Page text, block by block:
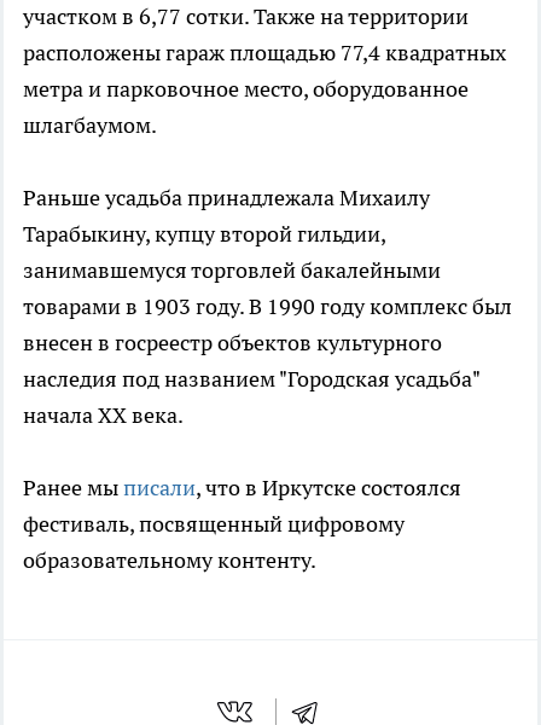
участком в 6,77 сотки. Также на территории
расположены гараж площадью 77,4 квадратных
метра и парковочное место, оборудованное
шлагбаумом.
Раньше усадьба принадлежала Михаилу
Тарабыкину, купцу второй гильдии,
занимавшемуся торговлей бакалейными
товарами в 1903 году. В 1990 году комплекс был
внесен в госреестр объектов культурного
наследия под названием "Городская усадьба"
начала XX века.
Ранее мыписали, что в Иркутске состоялся
фестиваль, посвященный цифровому
образовательному контенту.